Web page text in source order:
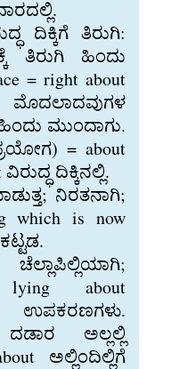
ದಿಕ್ಕಿಗೆ ತಿರುಗಿ:
ತಿರುಗಿ ಹಿಂದು
= right about
ಮೊದಲಾದವುಗಳ
ಮುಂದಾಗು.
= about
ದಿಕ್ಕಿನಲ್ಲಿ.
ನಿರತನಾಗಿ;
which is now
lying about
ಉಪಕರಣಗಳು.
ಅಲ್ಲಲ್ಲಿ
ಅಲ್ಲಿಂದಿಲ್ಲಿಗೆ